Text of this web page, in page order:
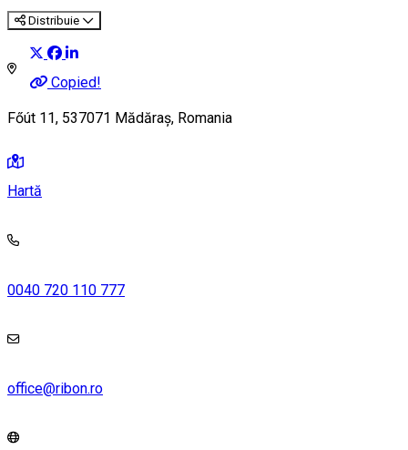
Distribuie
Copied!
Főút 11, 537071 Mădăraș, Romania
Hartă
0040 720 110 777
office@ribon.ro